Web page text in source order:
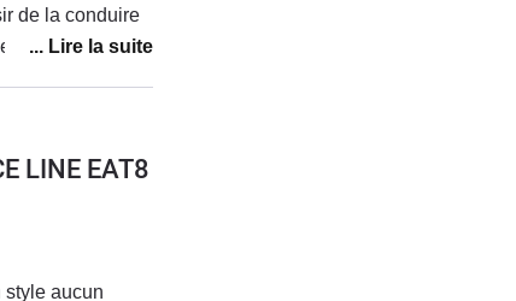
de la conduire
la ville, je suis
problèmes !!).
je n'aime pas
qui est un peu
à
avec
LINE EAT8
style aucun